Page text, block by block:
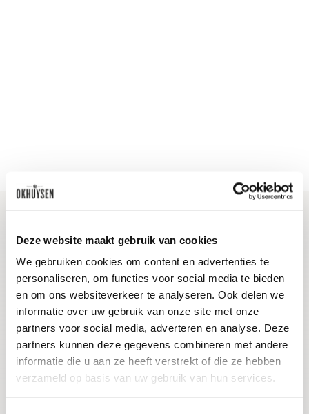
Deze website maakt gebruik van cookies
We gebruiken cookies om content en advertenties te
personaliseren, om functies voor social media te bieden
en om ons websiteverkeer te analyseren. Ook delen we
informatie over uw gebruik van onze site met onze
partners voor social media, adverteren en analyse. Deze
partners kunnen deze gegevens combineren met andere
informatie die u aan ze heeft verstrekt of die ze hebben
verzameld op basis van uw gebruik van hun services.
Blijf op de hoogte
Ontvang het laatste wijnnieuws, proeverijen en
evenementen
E-mailadres
Aanmelden